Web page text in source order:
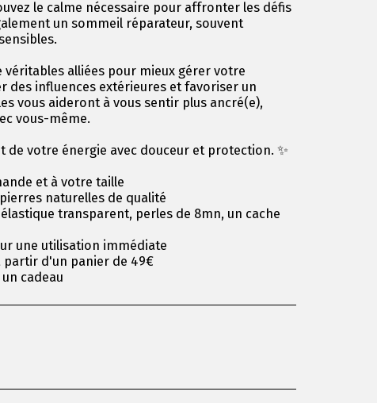
le calme nécessaire pour affronter les défis
un sommeil réparateur, souvent
véritables alliées pour mieux gérer votre
des influences extérieures et favoriser un
vous aideront à vous sentir plus ancré(e),
vous-même.
de votre énergie avec douceur et protection. ✨
et à votre taille
naturelles de qualité
transparent, perles de 8mn, un cache
une utilisation immédiate
partir d'un panier de 49€
cadeau